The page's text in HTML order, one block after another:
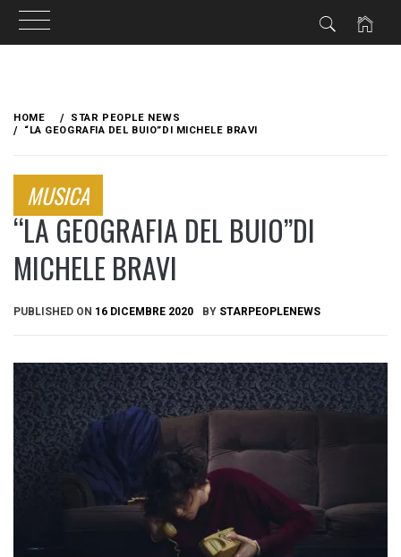
content
HOME
STAR PEOPLE NEWS
“LA GEOGRAFIA DEL BUIO”DI MICHELE BRAVI
MUSICA
“LA GEOGRAFIA DEL BUIO”DI
MICHELE BRAVI
PUBLISHED ON 16 DICEMBRE 2020 BY STARPEOPLENEWS